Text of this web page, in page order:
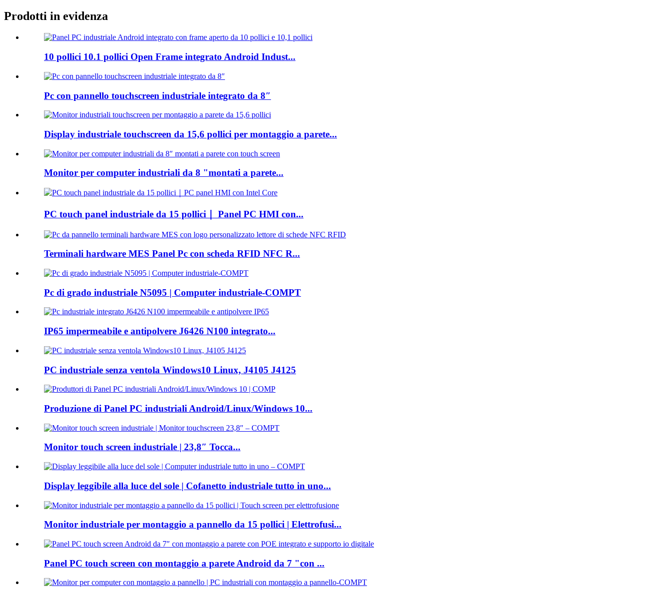
Prodotti in evidenza
10 pollici 10.1 pollici Open Frame integrato Android Indust...
Pc con pannello touchscreen industriale integrato da 8″
Display industriale touchscreen da 15,6 pollici per montaggio a parete...
Monitor per computer industriali da 8 "montati a parete...
PC touch panel industriale da 15 pollici｜ Panel PC HMI con...
Terminali hardware MES Panel Pc con scheda RFID NFC R...
Pc di grado industriale N5095 | Computer industriale-COMPT
IP65 impermeabile e antipolvere J6426 N100 integrato...
PC industriale senza ventola Windows10 Linux, J4105 J4125
Produzione di Panel PC industriali Android/Linux/Windows 10...
Monitor touch screen industriale | 23,8″ Tocca...
Display leggibile alla luce del sole | Cofanetto industriale tutto in uno...
Monitor industriale per montaggio a pannello da 15 pollici | Elettrofusi...
Panel PC touch screen con montaggio a parete Android da 7 "con ...